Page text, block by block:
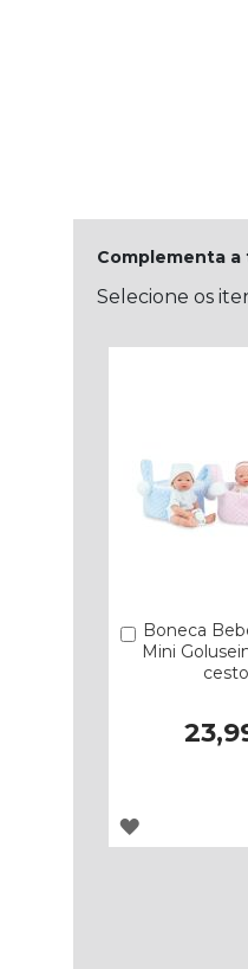
Complementa a
Selecione os
Boneca
Mini
cesto
Comprar
ADICIONAR